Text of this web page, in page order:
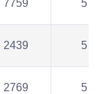
7759 5
2439 5
2769 5